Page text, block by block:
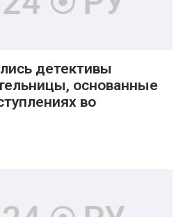
детективы
основанные
во